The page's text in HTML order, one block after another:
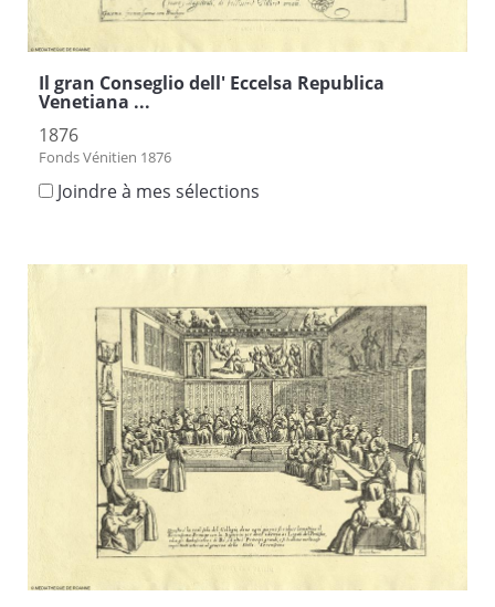
Il gran Conseglio dell' Eccelsa Republica
Venetiana ...
1876
Fonds Vénitien 1876
Joindre à mes sélections